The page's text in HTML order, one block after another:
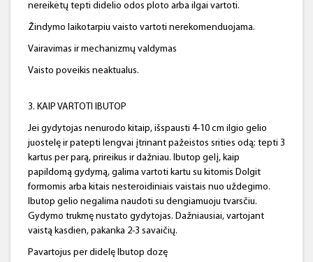
nereikėtų tepti didelio odos ploto arba ilgai vartoti.
Žindymo laikotarpiu vaisto vartoti nerekomenduojama.
Vairavimas ir mechanizmų valdymas
Vaisto poveikis neaktualus.
3. KAIP VARTOTI IBUTOP
Jei gydytojas nenurodo kitaip, išspausti 4-10 cm ilgio gelio
juostelę ir patepti lengvai įtrinant pažeistos srities odą; tepti 3
kartus per parą, prireikus ir dažniau. Ibutop gelį, kaip
papildomą gydymą, galima vartoti kartu su kitomis Dolgit
formomis arba kitais nesteroidiniais vaistais nuo uždegimo.
Ibutop gelio negalima naudoti su dengiamuoju tvarsčiu.
Gydymo trukmę nustato gydytojas. Dažniausiai, vartojant
vaistą kasdien, pakanka 2-3 savaičių.
Pavartojus per didelę Ibutop dozę